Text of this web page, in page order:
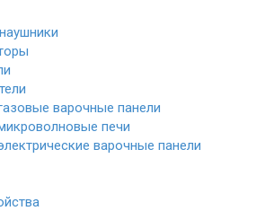
варочные панели
печи
варочные панели